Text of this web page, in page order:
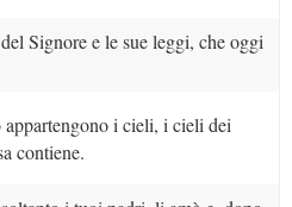
Signore e le sue leggi, che oggi
i cieli, i cieli dei
contiene.